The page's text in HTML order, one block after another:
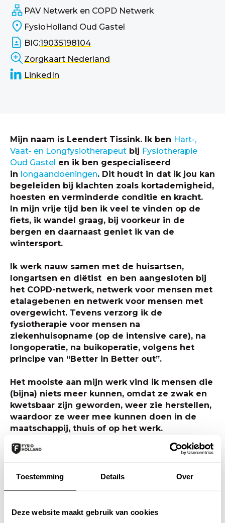
Toestemming Details Over
Deze website maakt gebruik van cookies
PAV Netwerk en COPD Netwerk
FysioHolland Oud Gastel
BIG:19035198104
Zorgkaart Nederland
LinkedIn
Mijn naam is Leendert Tissink. Ik ben Hart-,
Vaat- en Longfysiotherapeut bij Fysiotherapie
Oud Gastel en ik ben gespecialiseerd
in longaandoeningen. Dit houdt in dat ik jou kan
begeleiden bij klachten zoals kortademigheid,
hoesten en verminderde conditie en kracht.
In mijn vrije tijd ben ik veel te vinden op de
fiets, ik wandel graag, bij voorkeur in de
bergen en daarnaast geniet ik van de
wintersport.
Ik werk nauw samen met de huisartsen,
longartsen en diëtist en ben aangesloten bij
het COPD-netwerk, netwerk voor mensen met
etalagebenen en netwerk voor mensen met
overgewicht. Tevens verzorg ik de
fysiotherapie voor mensen na
ziekenhuisopname (op de intensive care), na
longoperatie, na buikoperatie, volgens het
principe van “Better in Better out”.
Het mooiste aan mijn werk vind ik mensen die
(bijna) niets meer kunnen, omdat ze zwak en
kwetsbaar zijn geworden, weer zie herstellen,
waardoor ze weer mee kunnen doen in de
maatschappij, thuis of op het werk.
Het moment dat mij het meest is bijgebleven
zijn COPDen een steeds zwaardere belasting
korte tijd weer 20 minuten fietsen, 20 minuten